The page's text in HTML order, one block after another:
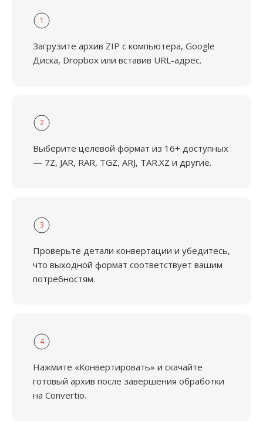
1
Загрузите архив ZIP с компьютера, Google
Диска, Dropbox или вставив URL-адрес.
2
Выберите целевой формат из 16+ доступных
— 7Z, JAR, RAR, TGZ, ARJ, TAR.XZ и другие.
3
Проверьте детали конвертации и убедитесь,
что выходной формат соответствует вашим
потребностям.
4
Нажмите «Конвертировать» и скачайте
готовый архив после завершения обработки
на Convertio.